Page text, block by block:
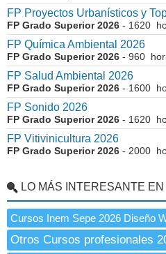
FP Proyectos Urbanísticos y
FP Grado Superior 2026 - 1620
FP Química Ambiental 2026
FP Grado Superior 2026 - 960
FP Salud Ambiental 2026
FP Grado Superior 2026 - 1600
FP Sonido 2026
FP Grado Superior 2026 - 1620
FP Vitivinicultura 2026
FP Grado Superior 2026 - 2000
LO MÁS INTERESANTE EN
Cursos Inem Sepe 2026 Diseño
Otros Cursos profesionales